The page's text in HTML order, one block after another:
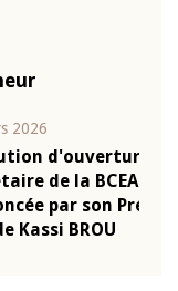
de Politique
2026,
Jean-